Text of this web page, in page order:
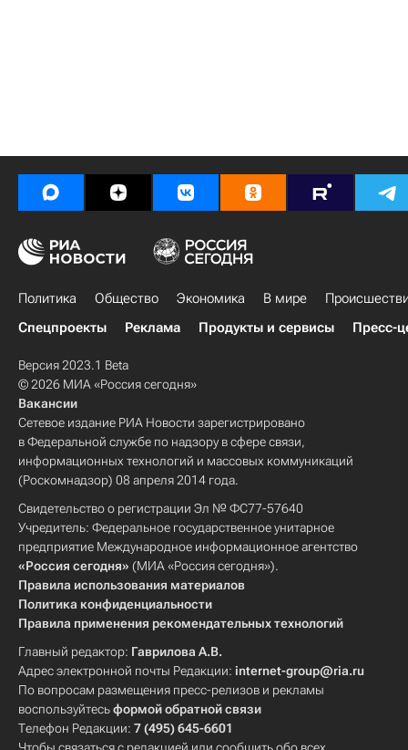
Политика Общество Экономика В мире
Спецпроекты
Реклама Продукты и сервисы Пресс-
Версия 2023.1 Beta
© 2026 МИА «Россия сегодня»
Вакансии
Сетевое издание РИА Новости зарегистрировано
в Федеральной службе по надзору в сфере связи,
информационных технологий и массовых коммуникаций
(Роскомнадзор) 08 апреля 2014 года.
Свидетельство о регистрации Эл № ФС77-57640
Учредитель: Федеральное государственное унитарное
предприятие Международное информационное агентство
«Россия сегодня» (МИА «Россия сегодня»).
Правила использования материалов
Политика конфиденциальности
Правила применения рекомендательных технологий
Главный редактор: Гаврилова А.В.
Адрес электронной почты Редакции: internet-group@ria.ru
По вопросам размещения пресс-релизов и рекламы
воспользуйтесьформой обратной связи
Телефон Редакции: 7 (495) 645-6601